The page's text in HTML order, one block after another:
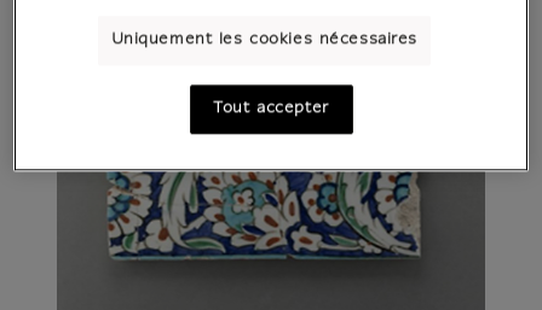
Uniquement les cookies nécessaires
Tout accepter